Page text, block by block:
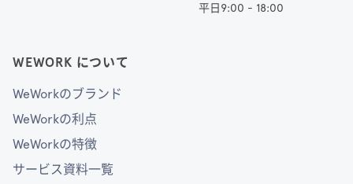
WEWORK について
WeWorkのブランド
WeWorkの利点
WeWorkの特徴
サービス資料一覧
平日9:00 - 18:00